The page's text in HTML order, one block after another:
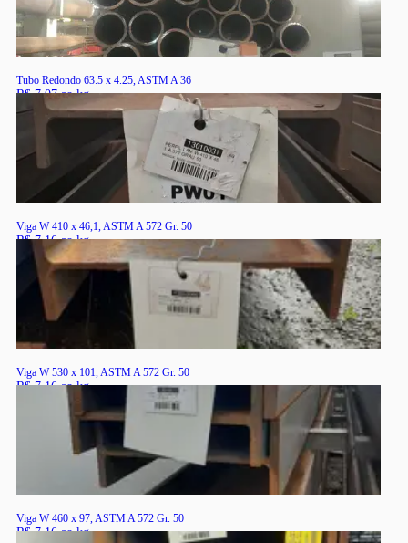
Tubo Redondo 63.5 x 4.25, ASTM A 36
R$ 7,07 ao kg
RS
Viga W 410 x 46,1, ASTM A 572 Gr. 50
R$ 7,16 ao kg
Viga W 530 x 101, ASTM A 572 Gr. 50
R$ 7,16 ao kg
Viga W 460 x 97, ASTM A 572 Gr. 50
R$ 7,16 ao kg